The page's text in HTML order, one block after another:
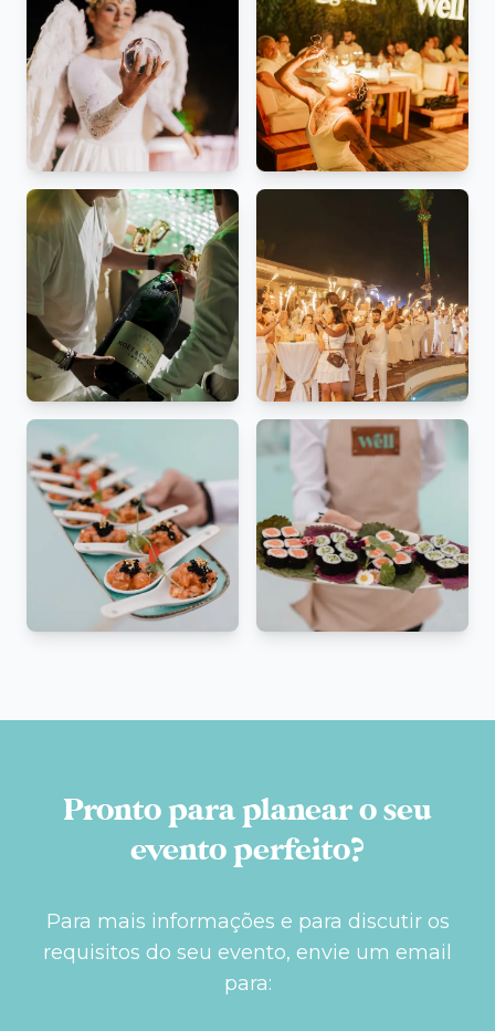
Pronto para planear o seu
evento perfeito?
Para mais informações e para discutir os
requisitos do seu evento, envie um email
para: